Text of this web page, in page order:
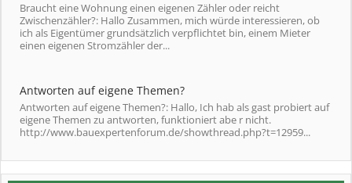
Braucht eine Wohnung einen eigenen Zähler oder reicht
Zwischenzähler?: Hallo Zusammen, mich würde interessieren, ob
ich als Eigentümer grundsätzlich verpflichtet bin, einem Mieter
einen eigenen Stromzähler der...
Antworten auf eigene Themen?
Antworten auf eigene Themen?: Hallo, Ich hab als gast probiert auf
eigene Themen zu antworten, funktioniert abe r nicht.
http://www.bauexpertenforum.de/showthread.php?t=12959...